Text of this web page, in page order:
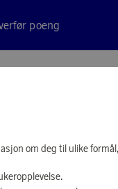
poeng
om deg til ulike